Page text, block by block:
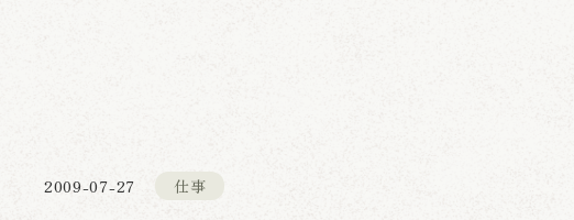
2009-07-27 仕事